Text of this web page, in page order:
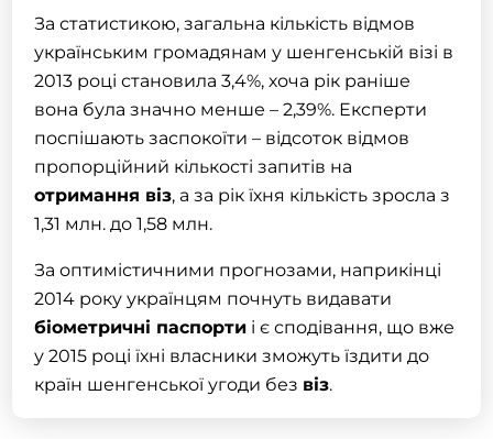
За статистикою, загальна кількість відмов
українським громадянам у шенгенській візі в
2013 році становила 3,4%, хоча рік раніше
вона була значно менше – 2,39%. Експерти
поспішають заспокоїти – відсоток відмов
пропорційний кількості запитів на
отримання віз, а за рік їхня кількість зросла з
1,31 млн. до 1,58 млн.
За оптимістичними прогнозами, наприкінці
2014 року українцям почнуть видавати
біометричні паспорти і є сподівання, що вже
у 2015 році їхні власники зможуть їздити до
країн шенгенської угоди без віз.